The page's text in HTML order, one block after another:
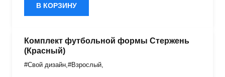
В КОРЗИНУ
Комплект футбольной формы Стержень
(Красный)
#Свой дизайн #Взрослый